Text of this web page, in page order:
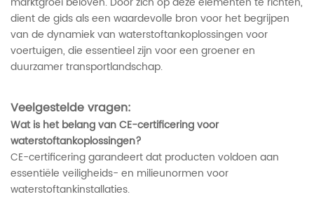
dient de gids als een waardevolle bron voor het begrijpen
van de dynamiek van waterstoftankoplossingen voor
voertuigen, die essentieel zijn voor een groener en
duurzamer transportlandschap.
Veelgestelde vragen:
Wat is het belang van CE-certificering voor
waterstoftankoplossingen?
CE-certificering garandeert dat producten voldoen aan
essentiële veiligheids- en milieunormen voor
waterstoftankinstallaties.